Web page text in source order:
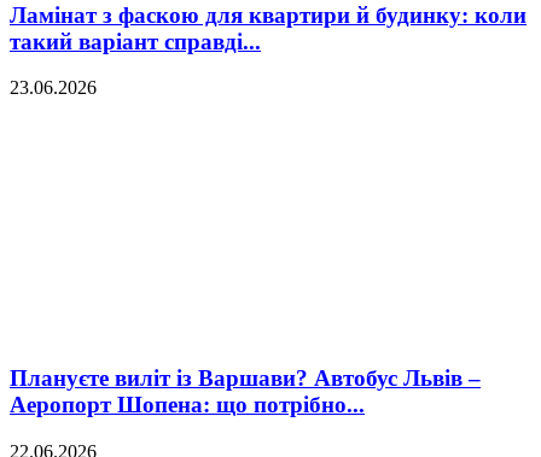
Ламінат з фаскою для квартири й будинку: коли
такий варіант справді...
23.06.2026
Плануєте виліт із Варшави? Автобус Львів –
Аеропорт Шопена: що потрібно...
22.06.2026